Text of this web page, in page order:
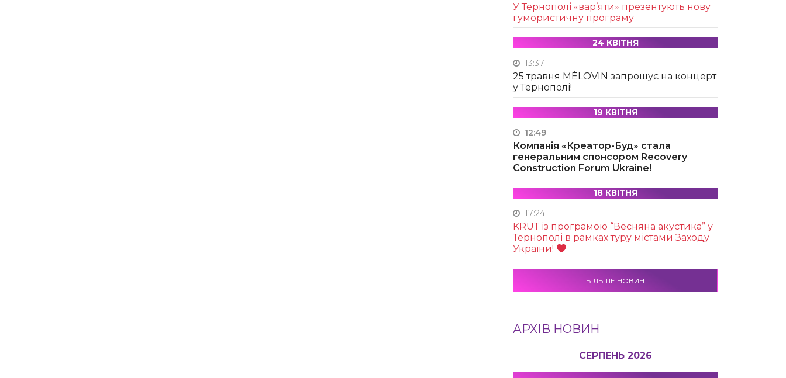
У Тернополі «вар’яти» презентують нову
гумористичну програму
24 КВІТНЯ
13:37
25 травня MÉLOVIN запрошує на концерт
у Тернополі!
19 КВІТНЯ
12:49
Компанія «Креатор-Буд» стала
генеральним спонсором Recovery
Construction Forum Ukraine!
18 КВІТНЯ
17:24
KRUТ із програмою “Весняна акустика” у
Тернополі в рамках туру містами Заходу
України!
БІЛЬШЕ НОВИН
АРХІВ НОВИН
СЕРПЕНЬ 2026